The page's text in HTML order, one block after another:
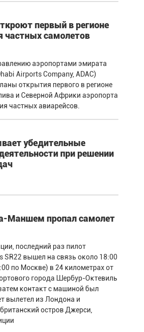
первый в регионе
частных самолетов
аэропортами эмирата
Airports Company, ADAC)
открытия первого в регионе
и Северной Африки аэропорта
частных авиарейсов.
убедительные
при решении
Маншем пропал самолет
последний раз пилот
SR22 вышел на связь около 18:00
по Москве) в 24 километрах от
города Шербур-Октевиль
контакт с машиной был
вылетел из Лондона и
остров Джерси,